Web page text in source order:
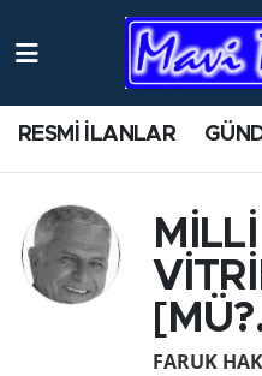
RESMİ İLANLAR
FARUK
ANTİK YERLER
AYDIN
BİLİM VE
Nöbetçi Eczaneler
Namaz Vakitleri
Trafik Durumu
Süper Lig Puan